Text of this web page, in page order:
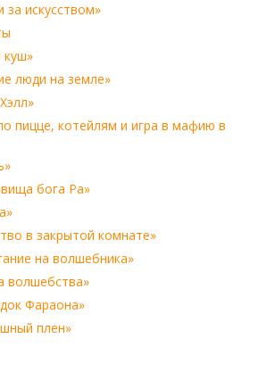
за искусством»
куш»
люди на земле»
пицце, котейлям и игра в мафию в
бога Ра»
в закрытой комнате»
на волшебника»
волшебства»
Фараона»
плен»